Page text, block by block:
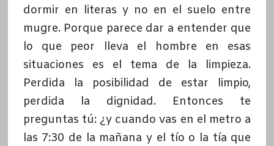
dormir en literas y no en el suelo entre
mugre. Porque parece dar a entender que
lo que peor lleva el hombre en esas
situaciones es el tema de la limpieza.
Perdida la posibilidad de estar limpio,
perdida la dignidad. Entonces te
preguntas tú: ¿y cuando vas en el metro a
las 7:30 de la mañana y el tío o la tía que